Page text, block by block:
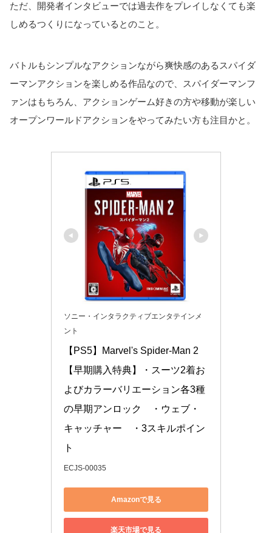
ただ、開発者インタビューでは過去作をプレイしなくても楽
しめるつくりになっているとのこと。
バトルもシンプルなアクションながら爽快感のあるスパイダ
ーマンアクションを楽しめる作品なので、スパイダーマンフ
ァンはもちろん、アクションゲーム好きの方や移動が楽しい
オープンワールドアクションをやってみたい方も注目かと。
ソニー・インタラクティブエンタテインメ
ント
【PS5】Marvel's Spider-Man 2
【早期購入特典】・スーツ2着お
よびカラーバリエーション各3種
の早期アンロック　・ウェブ・
キャッチャー　・3スキルポイン
ト
ECJS-00035
Amazonで見る
楽天市場で見る